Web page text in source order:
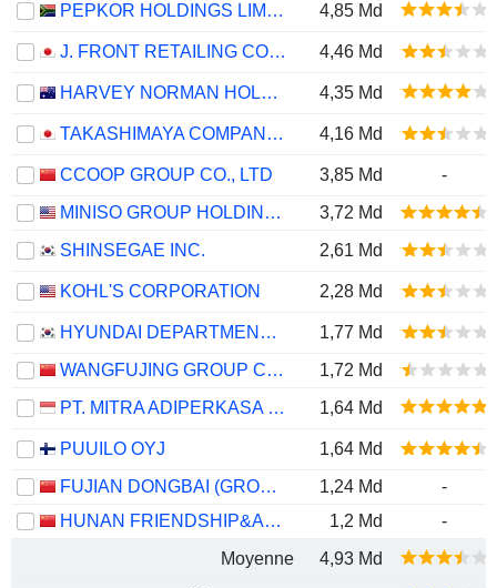
PEPKOR HOLDINGS LIMITED 4,85 Md
J. FRONT RETAILING CO., LTD. 4,46 Md
HARVEY NORMAN HOLDINGS LIMITED 4,35 Md
TAKASHIMAYA COMPANY, LIMITED 4,16 Md
CCOOP GROUP CO., LTD 3,85 Md
-
MINISO GROUP HOLDING LIMITED
3,72 Md
SHINSEGAE INC.
2,61 Md
KOHL'S CORPORATION 2,28 Md
HYUNDAI DEPARTMENT STORE CO. LTD.
1,77 Md
WANGFUJING GROUP CO., LTD.
1,72 Md
PT. MITRA ADIPERKASA TBK
1,64 Md
PUUILO OYJ
1,64 Md
FUJIAN DONGBAI (GROUP) CO.,LTD.
1,24 Md
-
HUNAN FRIENDSHIP&APOLLO COMMERCIAL CO.,LTD.
1,2 Md
-
Moyenne
4,93 Md